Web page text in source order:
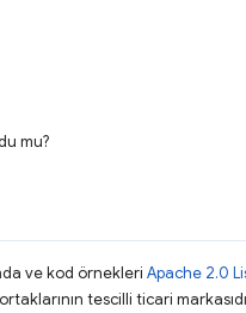
mu?
ve kod örnekleri Apache 2.0
tescilli ticari